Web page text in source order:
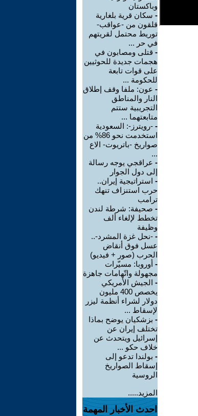
وباكستان
- سكان قرية بلغارية
قلقون من -عواقب-
توريط محتمل لقريتهم
في حر ...
- قتلى ومصابون في
هجمات جديدة للحوثيين
على قوات تابعة
للحكومة ...
- عون: ملفا وقف إطلاق
النار والمناطق
التجريبية ستتم
متابعتهما ...
- -رويترز-: السعودية
استخدمت نحو 86% من
صواريخ -باتريوت- الاع
...
- عراقجي يوجه رسالة
إلى دول الجوار
- استراتيجية إيران..
حرب استنزاف تنهك
ترامب
- صحيفة: شرطة لندن
تخطط لإلغاء ألف
وظيفة
- -نحل غزة المشرد-..
عسل فوق أنقاض
الحرب (صور + فيديو)
- أوروبا: مسيّرات
مجهولة واتّهامات جاهزة
- الجيش الأمريكي
يخصص 400 مليون
دولار لشراء أنظمة ليزر
لإسقاط ...
- بزشكيان يوضح بماذا
تختلف إيران عن
إسرائيل ويتحدث عن
خلاف حكو ...
- بولندا تدعو إلى
إسقاط الصواريخ
الروسية
المزيد.....
احدث الأخبار المهمة